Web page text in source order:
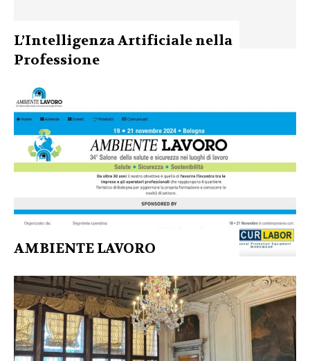
L’Intelligenza Artificiale nella
Professione
AMBIENTE LAVORO